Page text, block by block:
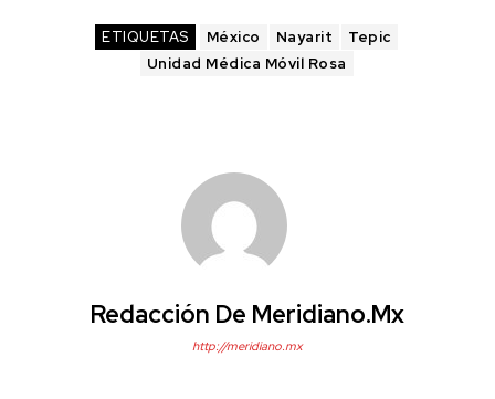
ETIQUETAS México Nayarit
Tepic
Unidad Médica Móvil Rosa
Redacción De Meridiano.mx
http://meridiano.mx